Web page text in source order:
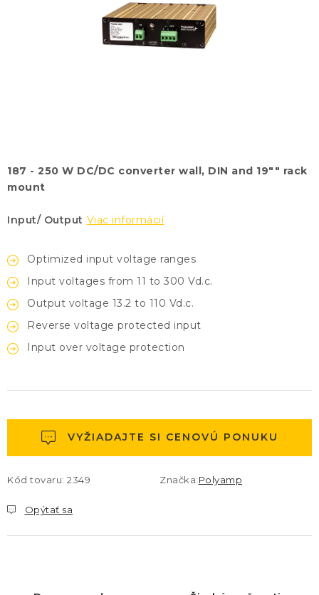
187 - 250 W DC/DC converter wall, DIN and 19"" rack
mount
Input/ Output Viac informácií
Optimized input voltage ranges
Input voltages from 11 to 300 Vd.c.
Output voltage 13.2 to 110 Vd.c.
Reverse voltage protected input
Input over voltage protection
VYŽIADAJTE SI CENOVÚ PONUKU
Kód tovaru: 2349 Značka:Polyamp
Opýtať sa